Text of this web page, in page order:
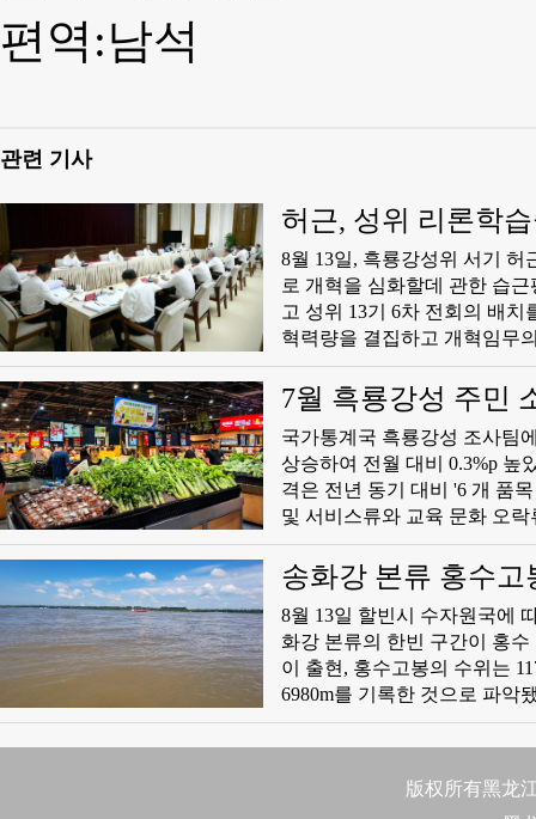
편역:남석
관련 기사
허근, 성위 리론학
8월 13일, 흑룡강성위 서기
로 개혁을 심화할데 관한 습
고 성위 13기 6차 전회의 배
혁력량을 결집하고 개혁임무
로운 국면을 개척해야 한다"고 강조했다. 량혜령, 람소민, 장안순 등 성위
류 발언을 통해 업무분장 실
하고 개혁을 전면적으로 심
회의 중대한 의의에 대한 인
성취를 더욱 깊이 깨닫고 '두
정치적 자각을 더욱 확고히
은 최북방에 있어도 마음은
하여 룡강 개혁 발전의 새로
7월 흑룡강성 주민
국가통계국 흑룡강성 조사팀
상승하여 전월 대비 0.3%p 높았으며 전월 대비
격은 전년 동기 대비 '6 개 품
및 서비스류와 교육 문화 오
한 생활용품 중 서비스류 가격
품, 당배, 주류와 교통통신류
송화강 본류 홍수고
8월 13일 할빈시 수자원국에
화강 본류의 한빈 구간이 홍수 고봉 기간에 있다. 8월 12일 22
이 출현, 홍수고봉의 수위는
6980m를 기록한 것으로 파악됐다. 현재
만했다. 송화강 본류 할빈 수
위보다 0.62m 낮고 류속은 초당 6910립방미터에 달했
版权所有黑龙